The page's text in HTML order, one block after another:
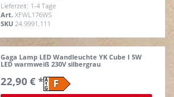
Lieferzeit: 1-4 Tage
Art.XFWL176WS
SKU 24.9991.111
Gaga Lamp LED Wandleuchte YK Cube I 5W
LED warmweiß 230V silbergrau
22,90 € *